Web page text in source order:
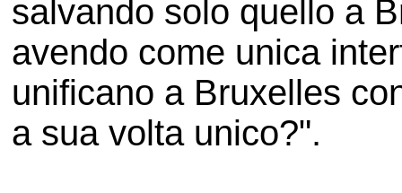
salvando solo quello a
avendo come unica
unificano a Bruxelles
a sua volta unico?".